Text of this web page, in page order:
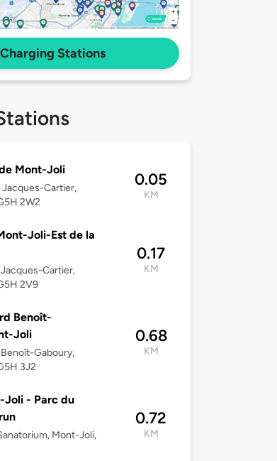
Stations
Mont-Joli
Jacques-Cartier,
2W2
0.05
KM
Joli-Est de la
Cartier,
2V9
0.17
KM
Benoît-
Joli
Gaboury,
3J2
0.68
KM
Joli - Parc du
Mont-Joli,
0.72
KM